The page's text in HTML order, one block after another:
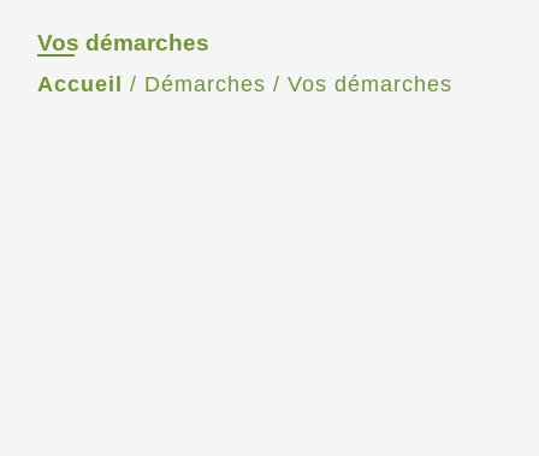
Vos démarches
Accueil / Démarches / Vos démarches